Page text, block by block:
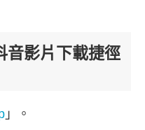
音影片下載捷徑
」。